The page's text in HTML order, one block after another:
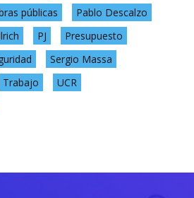
públicas
Pablo Descalzo
PJ
Presupuesto
Sergio Massa
Trabajo
UCR